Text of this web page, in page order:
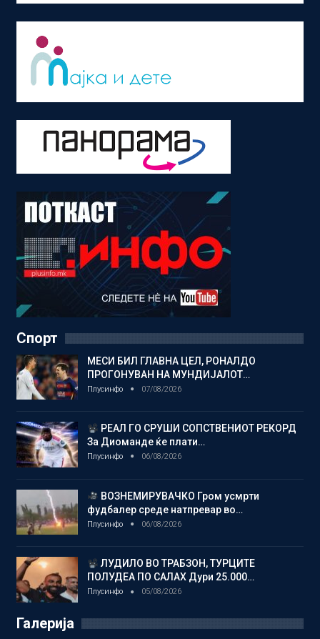
Спорт
МЕСИ БИЛ ГЛАВНА ЦЕЛ, РОНАЛДО
ПРОГОНУВАН НА МУНДИЈАЛОТ…
Плусинфо 07/08/2026
РЕАЛ ГО СРУШИ СОПСТВЕНИОТ РЕКОРД
За Диоманде ќе плати…
Плусинфо 06/08/2026
ВОЗНЕМИРУВАЧКО Гром усмрти
фудбалер среде натпревар во…
Плусинфо 06/08/2026
ЛУДИЛО ВО ТРАБЗОН, ТУРЦИТЕ
ПОЛУДЕА ПО САЛАХ Дури 25.000…
Плусинфо 05/08/2026
Галерија